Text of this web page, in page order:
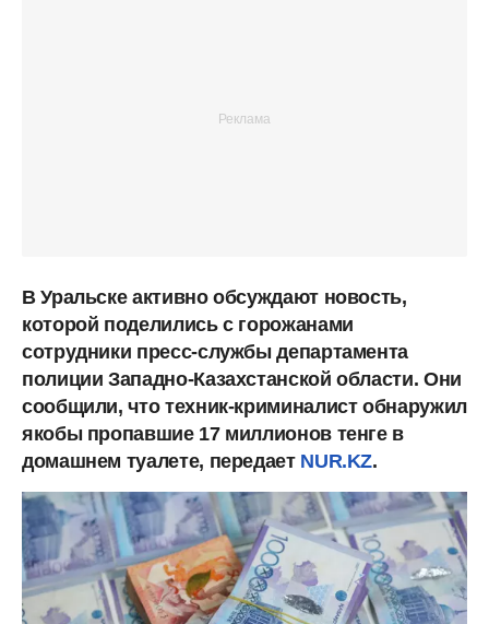
В Уральске активно обсуждают новость,
которой поделились с горожанами
сотрудники пресс-службы департамента
полиции Западно-Казахстанской области. Они
сообщили, что техник-криминалист обнаружил
якобы пропавшие 17 миллионов тенге в
домашнем туалете, передает NUR.KZ.